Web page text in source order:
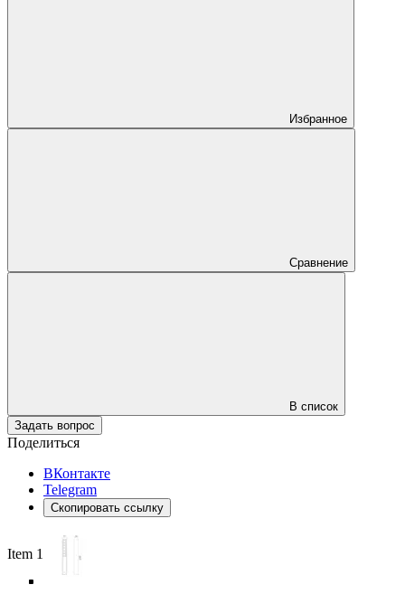
Избранное
Сравнение
В список
Задать вопрос
Поделиться
ВКонтакте
Telegram
Скопировать ссылку
Item 1 of 6